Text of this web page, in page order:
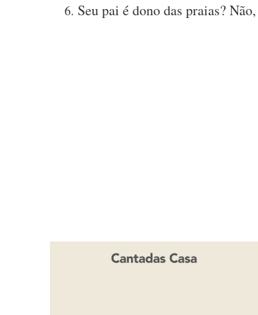
Seu pai é dono das praias?